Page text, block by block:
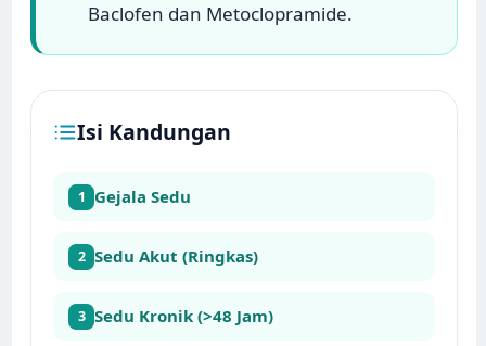
Baclofen dan Metoclopramide.
Isi Kandungan
1 Gejala Sedu
2 Sedu Akut (Ringkas)
3 Sedu Kronik (>48 Jam)